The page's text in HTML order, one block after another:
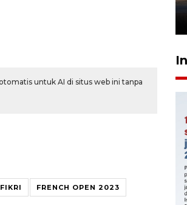
untuk AI di situs web ini tanpa
FRENCH OPEN 2023